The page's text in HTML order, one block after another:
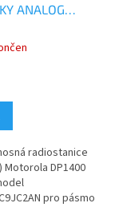
ANALOG
radiostanice
Motorola DP1400
pro pásmo